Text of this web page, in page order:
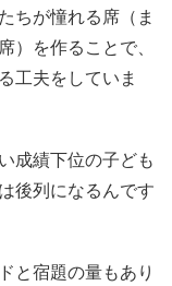
ちが憧れる席（ま
）を作ることで、
工夫をしていま
成績下位の子ども
後列になるんです
と宿題の量もあり